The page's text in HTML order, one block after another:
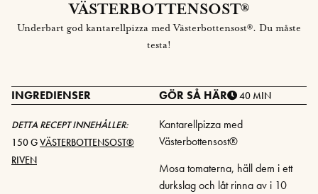
VÄSTERBOTTENSOST®
Underbart god kantarellpizza med Västerbottensost®. Du måste
testa!
INGREDIENSER
DETTA RECEPT INNEHÅLLER:
150 GVÄSTERBOTTENSOST®
RIVEN
GÖR SÅ HÄR 40 MIN
Kantarellpizza med
Västerbottensost®
Mosa tomaterna, häll dem i ett
durkslag och låt rinna av i 10